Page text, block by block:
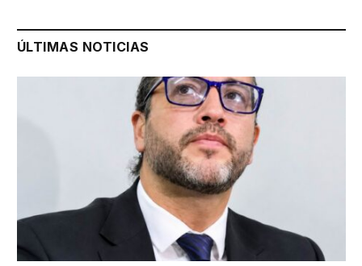
ÚLTIMAS NOTICIAS